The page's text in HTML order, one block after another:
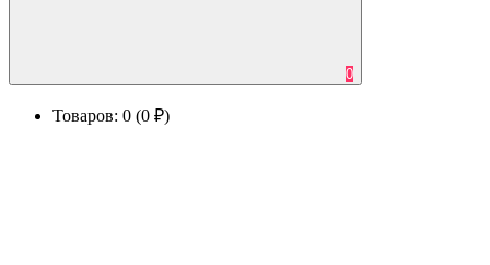
0
Товаров: 0 (0 ₽)